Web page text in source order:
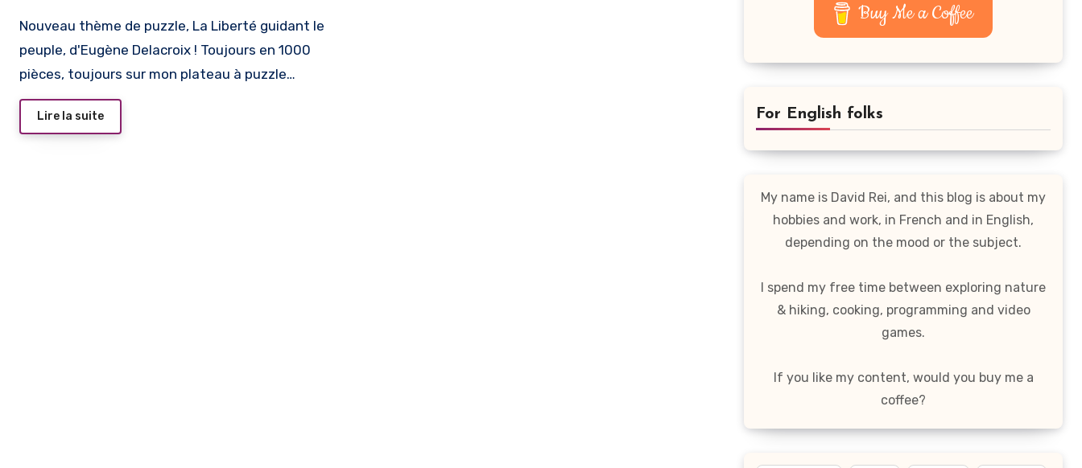
Nouveau thème de puzzle, La Liberté guidant le
peuple, d'Eugène Delacroix ! Toujours en 1000
pièces, toujours sur mon plateau à puzzle…
Lire la suite
Buy Me a Coffee
For English folks
My name is David Rei, and this blog is about my
hobbies and work, in French and in English,
depending on the mood or the subject.
I spend my free time between exploring nature
& hiking, cooking, programming and video
games.
If you like my content, would you buy me a
coffee?